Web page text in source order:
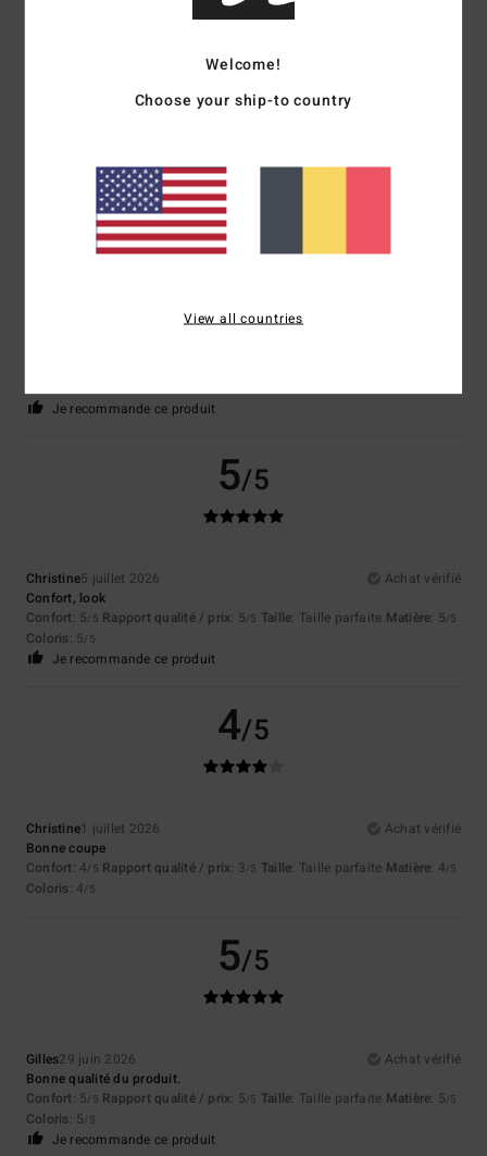
Très agréable en été, la couleur est parfaite !
Afficher original - Deutsch
5
Je recommande ce produit
5/5
Christine5 juillet 2026
Achat vérifié
Confort, look
Confort: 5/5 Rapport qualité / prix: 5/5 Taille: Taille parfaite Matière: 5/5
Coloris: 5/5
Je recommande ce produit
4/5
Christine1 juillet 2026
Achat vérifié
Bonne coupe
Confort: 4/5 Rapport qualité / prix: 3/5 Taille: Taille parfaite Matière: 4/5
Coloris: 4/5
5/5
Gilles29 juin 2026
Achat vérifié
Bonne qualité du produit.
Confort: 5/5 Rapport qualité / prix: 5/5 Taille: Taille parfaite Matière: 5/5
Coloris: 5/5
Je recommande ce produit
Welcome!
Choose your ship-to country
View all countries